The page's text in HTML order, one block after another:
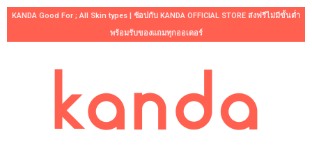
KANDA Good For ; All Skin types | ช้อปกับ KANDA OFFICIAL STORE ส่งฟรีไม่มีขั้นต่ำ
พร้อมรับของแถมทุกออเดอร์